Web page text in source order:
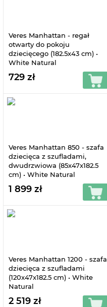
Veres Manhattan - regał
otwarty do pokoju
dziecięcego (182.5х43 cm) •
White Natural
729 zł
Veres Manhattan 850 - szafa
dziecięca z szufladami,
dwudrzwiowa (85x47x182.5
cm) • White Natural
1 899 zł
Veres Manhattan 1200 - szafa
dziecięca z szufladami
(120x47x182.5 cm) • White
Natural
2 519 zł